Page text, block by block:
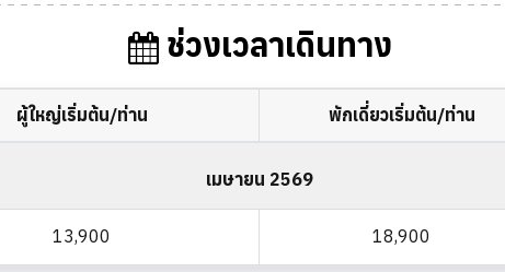
ช่วงเวลาเดินทาง
ผู้ใหญ่เริ่มต้น/ท่าน พักเดี่ยวเริ่มต้น/ท่าน
เมษายน 2569
13,900 18,900